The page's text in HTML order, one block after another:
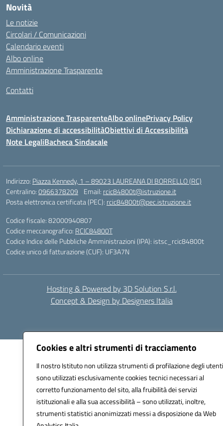
Cookies e altri strumenti di tracciamento
Il nostro Istituto non utilizza strumenti di profilazione degli
sono utilizzati esclusivamente cookies tecnici necessari al
corretto funzionamento del sito, alla fruibilità dei servizi
istituzionali e alla sua accessibilità – sono utilizzati, inoltre,
strumenti statistici anonimizzati messi a disposizione da Web
Novità
Le notizie
Circolari / Comunicazioni
Calendario eventi
Albo online
Amministrazione Trasparente
Contatti
Amministrazione TrasparenteAlbo onlinePrivacy Policy
Dichiarazione di accessibilitàObiettivi di Accessibilità
Note LegaliBacheca Sindacale
Indirizzo: Piazza Kennedy, 1 – 89023 LAUREANA DI BORRELLO (RC)
Centralino:0966378209 Email: rcic84800t@istruzione.it
Posta elettronica certificata (PEC): rcic84800t@pec.istruzione.it
Codice fiscale: 82000940807
Codice meccanografico: RCIC84800T
Codice Indice delle Pubbliche Amministrazioni (IPA): istsc_rcic84800t
Codice unico di fatturazione (CUF): UF3A7N
Hosting & Powered by 3D Solution S.r.l.
Concept & Design by Designers Italia